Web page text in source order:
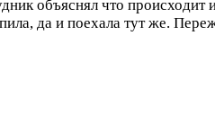
объяснял что
да и поехала тут же.